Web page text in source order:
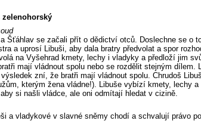
zelenohorský
Šťáhlav se začali přít o dědictví otců. Doslechne se o
a uprosí Libuši, aby dala bratry předvolat a spor
na Vyšehrad kmety, lechy i vladyky a předloží jim
mají vládnout spolu nebo se rozdělit stejným dílem.
zní, že bratři mají vládnout spolu. Chrudoš
kterým žena vládne!). Libuše vybízí kmety, lechy a
si našli vládce, ale oni odmítají hledat v cizině.
a vladykové v slavné sněmy chodí a schvalují právo po